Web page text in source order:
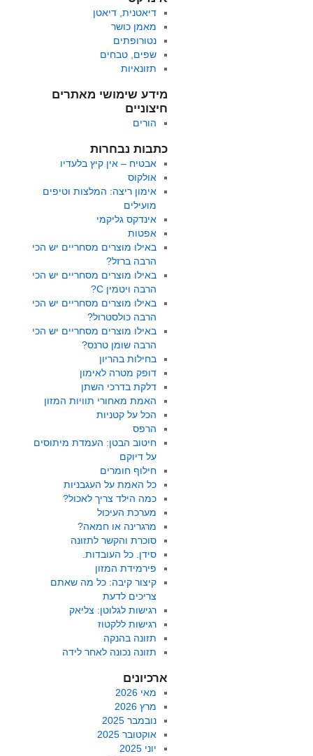
דיאטנית, דיאטן
מאמן כושר
נטורופתים
שפים, טבחים
תזונאיות
מידע שימושי מאתרים
חיצוניים
הורים
כתבות נבחרות
אבטיח – אין קיץ בלעדיו
אולקוס
אימון ריצה: המלצות וטיפים
מועילים
אינדקס גליקמי
אפטות
באילו מוצרים מסחריים יש הכי
הרבה ברזל?
באילו מוצרים מסחריים יש הכי
הרבה ויטמין C?
באילו מוצרים מסחריים יש הכי
הרבה כולסטרול?
באילו מוצרים מסחריים יש הכי
הרבה שומן טרנס?
בחילות בהריון
דופק מטרה לאימון
דלקת בדרכי השתן
האמת מאחורי תוויות המזון
הכל על קטניות
הרפס
חיטוב הבטן: העמדת מיתוסים
על דיוקם
חילוף חומרים
כל האמת על העגבניות
כמה הילד צריך לאכול?
מערכת העיכול
מרגרינה או חמאה?
סוכרת והקשר לתזונה
סידן. כל העובדות.
פירמידת המזון
קיצור קיבה: כל מה שאתם
צריכים לדעת
רגישות לגלוטן: צליאק
רגישות ללקטוז
תזונה בהנקה
תזונה נכונה לאחר לידה
ארכיונים
מאי 2026
מרץ 2026
נובמבר 2025
אוקטובר 2025
יוני 2025